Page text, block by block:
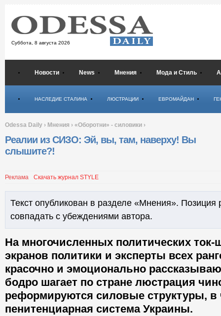
Суббота, 8 августа 2026
Новости News Мнения Мода и Стиль
НАСЛЕДИЕ СТАЛИНА ЛЮСТРАЦИИ ЕВРОМАЙДАН
Odessa Daily › Мнения › «Оборотни» - силовики ›
Реалии из СИЗО: Эй, вы, там, наверху! Вы
слышите?!
Реклама Скачать журнал STYLE
Текст опубликован в разделе «Мнения». Позиция
совпадать с убеждениями автора.
На многочисленных политических ток-
экранов политики и эксперты всех
красочно и эмоционально
бодро шагает по стране люстрация
реформируются силовые структуры, в
пенитенциарная система Украины.